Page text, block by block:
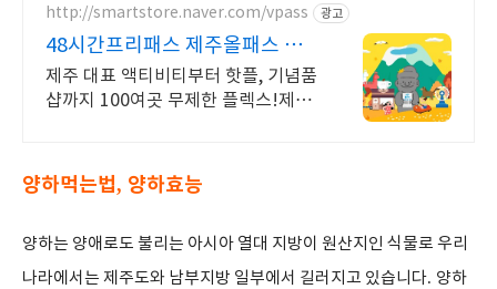
http://smartstore.naver.com/vpass 광고
48시간프리패스 제주올패스 제
주 여행의 끝판왕!
제주 대표 액티비티부터 핫플, 기념품
샵까지 100여곳 무제한 플렉스!제주
양하먹는법, 양하효능
양하는 양애로도 불리는 아시아 열대 지방이 원산지인 식물로 우리
나라에서는 제주도와 남부지방 일부에서 길러지고 있습니다. 양하